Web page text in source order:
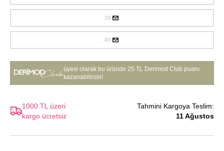
39
40
üyesi olarak bu üründe 25 TL Derimod Club puanı
kazanabilirsin!
1000 TL üzeri
kargo ücretsiz
Tahmini Kargoya Teslim:
11 Ağustos